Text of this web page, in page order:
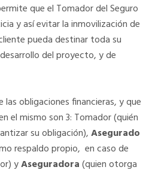
que el Tomador del Seguro
y así evitar la inmovilización de
pueda destinar toda su
del proyecto, y de
obligaciones financieras, y que
el mismo son 3: Tomador (quién
su obligación),Asegurado
respaldo propio, en caso de
yAseguradora(quien otorga